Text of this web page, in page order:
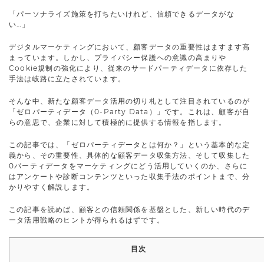
「パーソナライズ施策を打ちたいけれど、信頼できるデータがな
い…」
デジタルマーケティングにおいて、顧客データの重要性はますます高
まっています。しかし、プライバシー保護への意識の高まりや
Cookie規制の強化により、従来のサードパーティデータに依存した
手法は岐路に立たされています。
そんな中、新たな顧客データ活用の切り札として注目されているのが
「ゼロパーティデータ（0-Party Data）」です。これは、顧客が自
らの意思で、企業に対して積極的に提供する情報を指します。
この記事では、「ゼロパーティデータとは何か？」という基本的な定
義から、その重要性、具体的な顧客データ収集方法、そして収集した
0パーティデータをマーケティングにどう活用していくのか、さらに
はアンケートや診断コンテンツといった収集手法のポイントまで、分
かりやすく解説します。
この記事を読めば、顧客との信頼関係を基盤とした、新しい時代のデ
ータ活用戦略のヒントが得られるはずです。
目次